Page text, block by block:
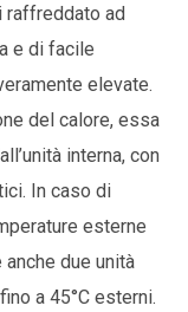
raffreddato ad
e di facile
elevate.
del calore, essa
interna, con
In caso di
esterne
due unità
a 45°C esterni.